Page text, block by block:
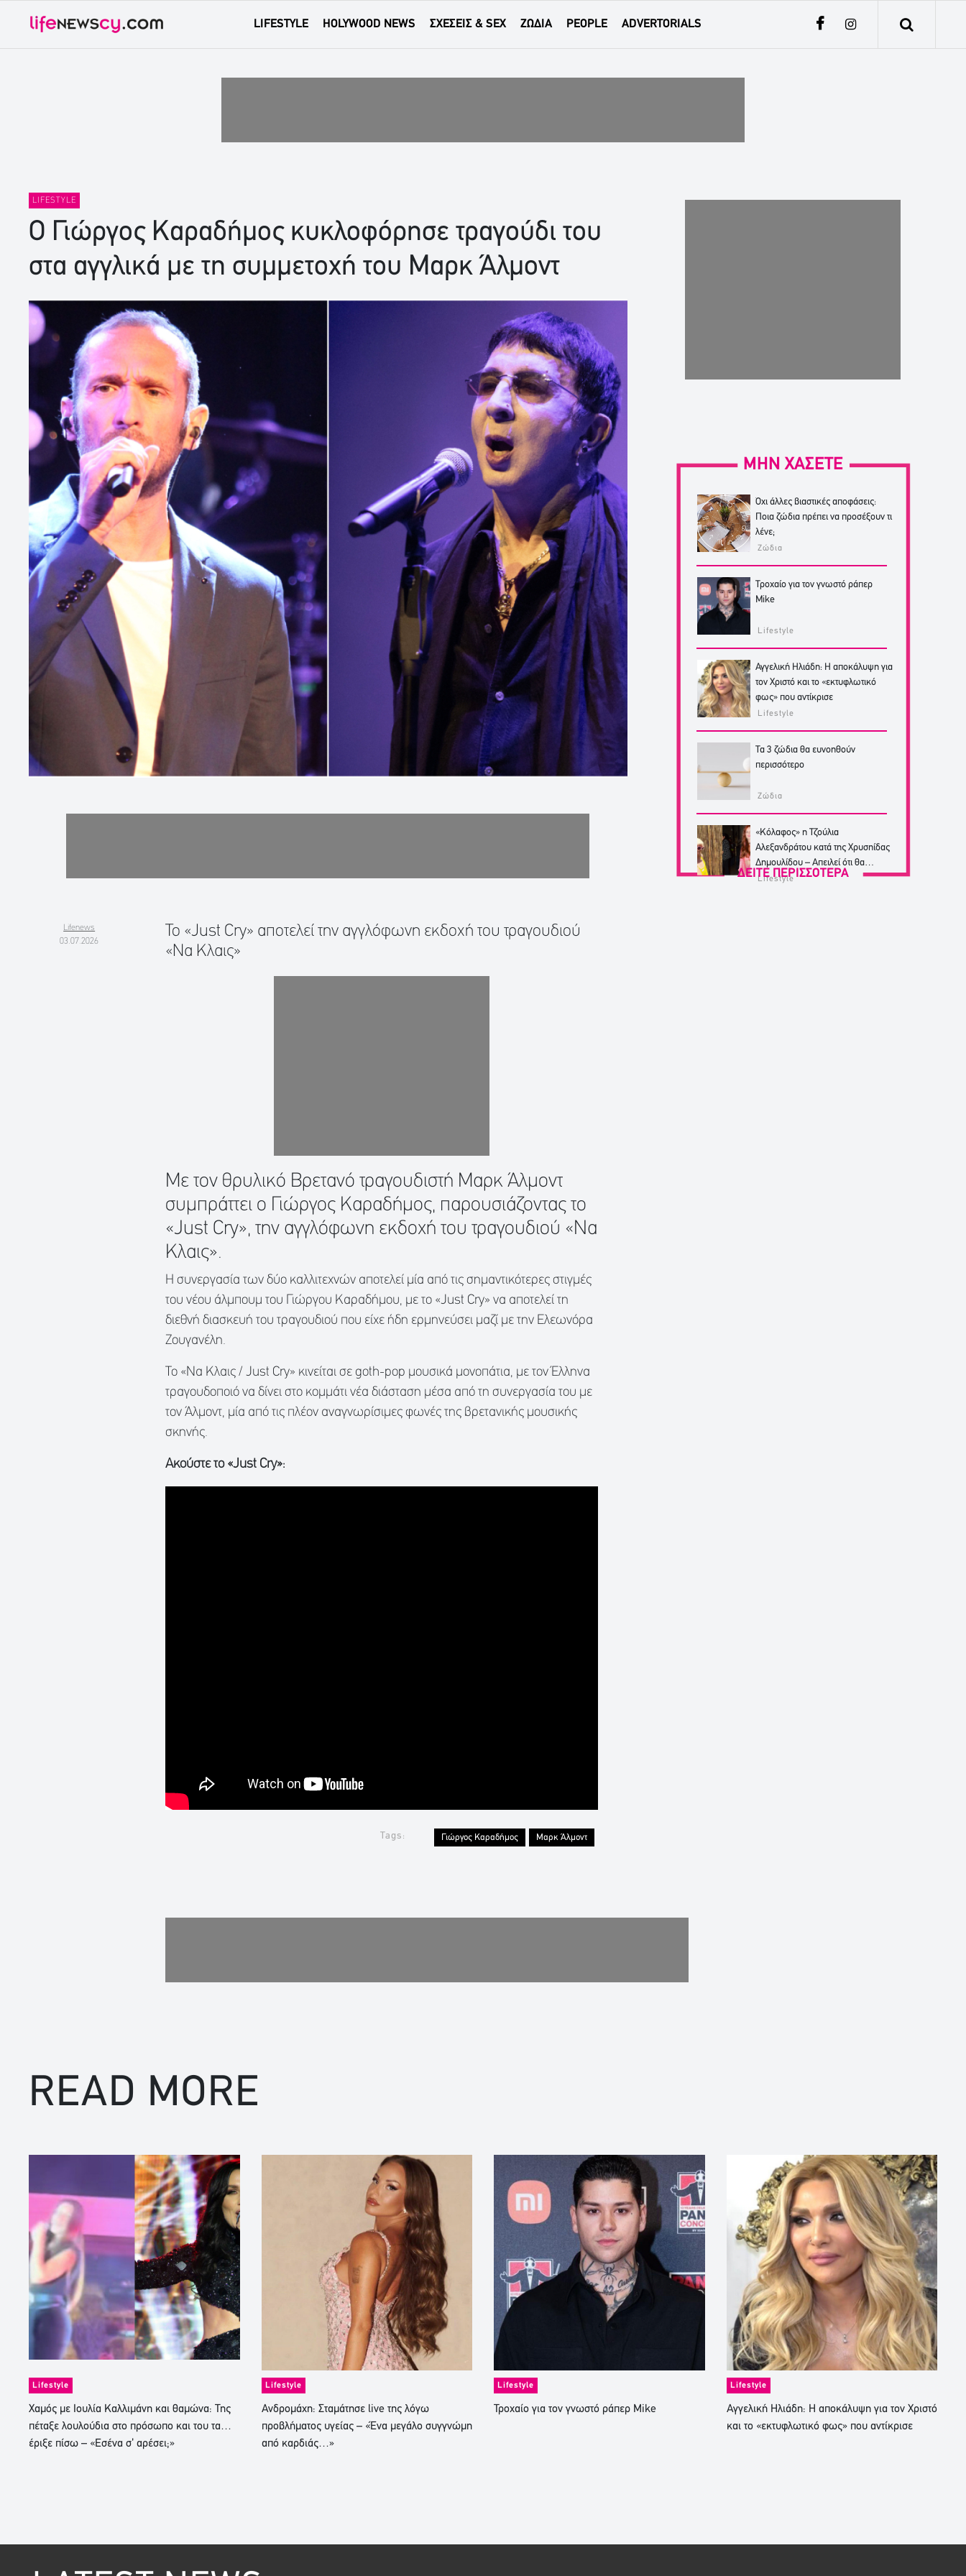
LIFESTYLE HOLYWOOD NEWS ΣΧΕΣΕΙΣ & SEX ΖΩΔΙΑ PEOPLE ADVERTORIALS
LIFESTYLE
Ο Γιώργος Καραδήμος κυκλοφόρησε τραγούδι του
στα αγγλικά με τη συμμετοχή του Μαρκ Άλμοντ
Lifenews
03.07.2026
Το «Just Cry» αποτελεί την αγγλόφωνη εκδοχή του τραγουδιού
«Να Κλαις»
Με τον θρυλικό Βρετανό τραγουδιστή Μαρκ Άλμοντ
συμπράττει ο Γιώργος Καραδήμος, παρουσιάζοντας το
«Just Cry», την αγγλόφωνη εκδοχή του τραγουδιού «Να
Κλαις».
Η συνεργασία των δύο καλλιτεχνών αποτελεί μία από τις σημαντικότερες στιγμές
του νέου άλμπουμ του Γιώργου Καραδήμου, με το «Just Cry» να αποτελεί τη
διεθνή διασκευή του τραγουδιού που είχε ήδη ερμηνεύσει μαζί με την Ελεωνόρα
Ζουγανέλη.
Το «Να Κλαις / Just Cry» κινείται σε goth-pop μουσικά μονοπάτια, με τον Έλληνα
τραγουδοποιό να δίνει στο κομμάτι νέα διάσταση μέσα από τη συνεργασία του με
τον Άλμοντ, μία από τις πλέον αναγνωρίσιμες φωνές της βρετανικής μουσικής
σκηνής.
Ακούστε το «Just Cry»:
Tags: Γιώργος Καραδήμος Μαρκ Άλμοντ
ΜΗΝ ΧΑΣΕΤΕ
Όχι άλλες βιαστικές αποφάσεις:
Ποια ζώδια πρέπει να προσέξουν τι
λένε;
Ζώδια
Τροχαίο για τον γνωστό ράπερ
Mike
Lifestyle
Αγγελική Ηλιάδη: Η αποκάλυψη για
τον Χριστό και το «εκτυφλωτικό
φως» που αντίκρισε
Lifestyle
Τα 3 ζώδια θα ευνοηθούν
περισσότερο
Ζώδια
«Κόλαφος» η Τζούλια
Αλεξανδράτου κατά της Χρυσηίδας
Δημουλίδου – Απειλεί ότι θα
κινηθεί νομικά
Lifestyle
ΔΕΙΤΕ ΠΕΡΙΣΣΟΤΕΡΑ
READ MORE
Lifestyle
Χαμός με Ιουλία Καλλιμάνη και θαμώνα: Της
πέταξε λουλούδια στο πρόσωπο και του τα…
έριξε πίσω – «Εσένα σ’ αρέσει;»
Lifestyle
Ανδρομάχη: Σταμάτησε live της λόγω
προβλήματος υγείας – «Ένα μεγάλο συγγνώμη
από καρδιάς…»
Lifestyle
Τροχαίο για τον γνωστό ράπερ Mike
Lifestyle
Αγγελική Ηλιάδη: Η αποκάλυψη για τον Χριστό
και το «εκτυφλωτικό φως» που αντίκρισε